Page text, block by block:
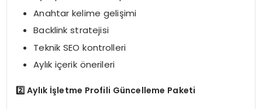
Anahtar kelime gelişimi
Backlink stratejisi
Teknik SEO kontrolleri
Aylık içerik önerileri
2️Aylık İşletme Profili Güncelleme Paketi